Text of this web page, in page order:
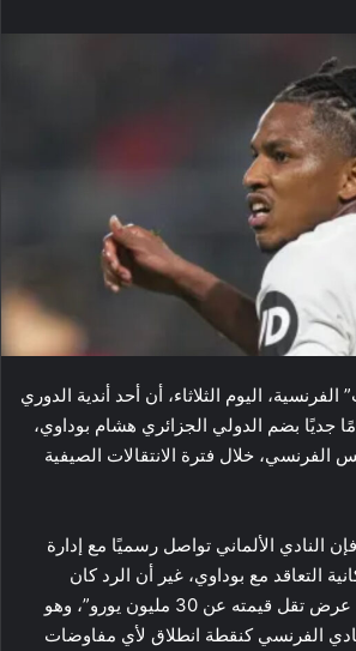
اليوم الثلاثاء، أن أحد أندية الدوري
جديًا بضم الدولي الجزائري هشام بوداوي،
خلال فترة الانتقالات الصيفية
النادي الألماني تواصل رسميًا مع إدارة
التعاقد مع بوداوي، غير أن الرد كان
حاسمًا: “لن نناقش أي عرض تقل قيمته عن 30 مليون يورو”، وهو
الفرنسي كنقطة انطلاق لأي مفاوضات